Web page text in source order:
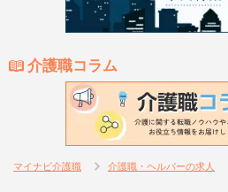
介護職コラム
マイナビ介護職 介護職・ヘルパーの求人